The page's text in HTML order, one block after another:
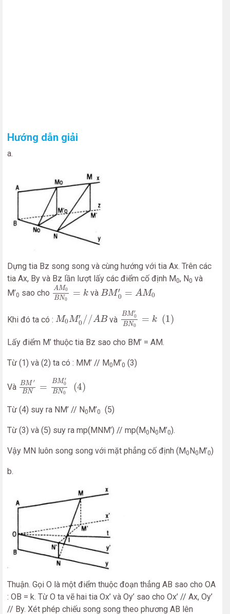
Hướng dẫn giải
a.
Dựng tia Bz song song và cùng hướng với tia Ax. Trên các
tia Ax, By và Bz lần lượt lấy các điểm cố định M0, N0 và
M’0 sao cho AM0
BN0
= k
AM0BN0 =k
vàBM′
0 = AM0
BM0 M 0
Khi đó ta có : M0M′
0//AB
M0 M0 ′/ / A Bvà
BM′
0
BN0
= k (1)
BM0
Lấy điểm M’ thuộc tia Bz sao cho BM’ = AM.
Từ (1) và (2) ta có : MM’ // M0M’0 (3)
Và BM ′
BN = BM′
0
BN0
(4)
BM′ =BM
Từ (4) suy ra NM’ // N0M’0 (5)
Từ (3) và (5) suy ra mp(MNM’) // mp(M0N0M’0).
Vậy MN luôn song song với mặt phẳng cố định (M0N0M’0)
b.
Thuận. Gọi O là một điểm thuộc đoạn thẳng AB sao cho OA
: OB = k. Từ O ta vẽ hai tia Ox’ và Oy’ sao cho Ox’ // Ax, Oy’
// By. Xét phép chiếu song song theo phương AB lên